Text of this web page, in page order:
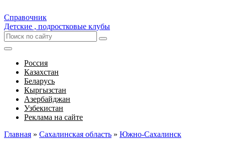
Справочник
Детские , подростковые клубы
Россия
Казахстан
Беларусь
Кыргызстан
Азербайджан
Узбекистан
Реклама на сайте
Главная » Сахалинская область » Южно-Сахалинск